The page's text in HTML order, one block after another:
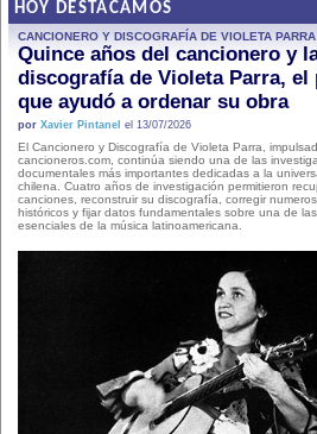
HOY DESTACAMOS
CANCIONERO Y DISCOGRAFÍA DE VIOLETA PARRA
Quince años del cancionero y
discografía de Violeta Parra, el
que ayudó a ordenar su obra
por Xavier Pintanel el 13/07/2026
El Cancionero y Discografía de Violeta Parra,
cancioneros.com, continúa siendo una de las
documentales más importantes dedicadas a la
chilena. Cuatro años de investigación permitieron
canciones, reconstruir su discografía, corregir
históricos y fijar datos fundamentales sobre una de
esenciales de la música latinoamericana.